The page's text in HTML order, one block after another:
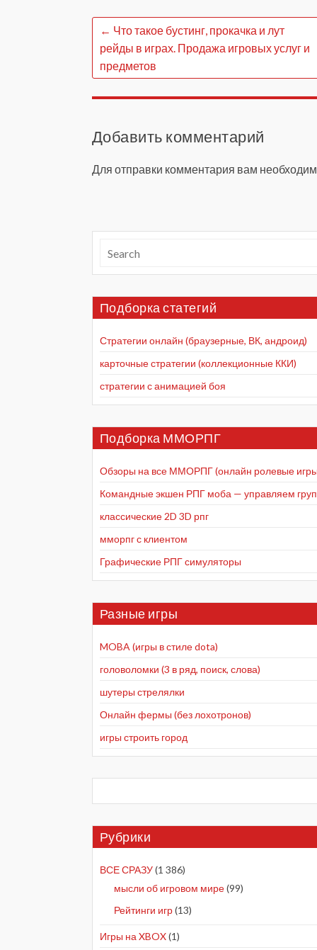
← Что такое бустинг, прокачка и лут
рейды в играх. Продажа игровых услуг и
предметов
Добавить комментарий
Для отправки комментария вам
Подборка статегий
Стратегии онлайн (браузерные, ВК, андроид)
карточные стратегии (коллекционные ККИ)
стратегии с анимацией боя
Подборка ММОРПГ
Обзоры на все ММОРПГ (онлайн ролевые
Командные экшен РПГ моба — управляем
классические 2D 3D рпг
мморпг с клиентом
Графические РПГ симуляторы
Разные игры
MOBA (игры в стиле dota)
головоломки (3 в ряд, поиск, слова)
шутеры стрелялки
Онлайн фермы (без лохотронов)
игры строить город
Рубрики
ВСЕ СРАЗУ(1 386)
мысли об игровом мире(99)
Рейтинги игр(13)
Игры на XBOX(1)